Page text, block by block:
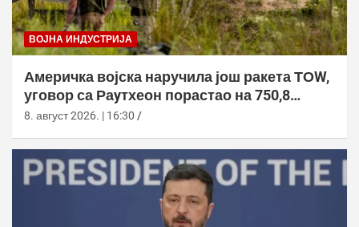
ВОЈНА ИНДУСТРИЈА
Америчка војска наручила још ракета ТОW,
уговор са Раyтхеон порастао на 750,8
милиона долара
8. август 2026. | 16:30